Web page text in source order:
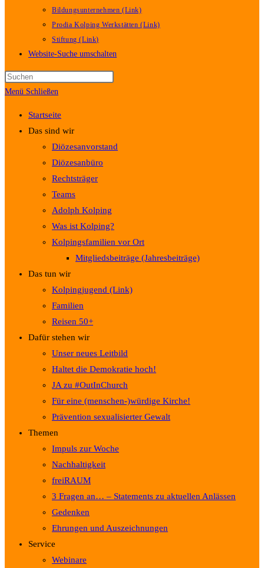
Bildungsunternehmen (Link)
Prodia Kolping Werkstätten (Link)
Stiftung (Link)
Website-Suche umschalten
Menü Schließen
Startseite
Das sind wir
Diözesanvorstand
Diözesanbüro
Rechtsträger
Teams
Adolph Kolping
Was ist Kolping?
Kolpingsfamilien vor Ort
Mitgliedsbeiträge (Jahresbeiträge)
Das tun wir
Kolpingjugend (Link)
Familien
Reisen 50+
Dafür stehen wir
Unser neues Leitbild
Haltet die Demokratie hoch!
JA zu #OutInChurch
Für eine (menschen-)würdige Kirche!
Prävention sexualisierter Gewalt
Themen
Impuls zur Woche
Nachhaltigkeit
freiRAUM
3 Fragen an… – Statements zu aktuellen Anlässen
Gedenken
Ehrungen und Auszeichnungen
Service
Webinare